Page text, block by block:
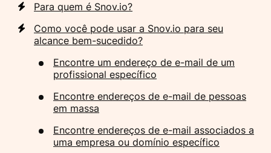
Para quem é Snov.io?
Como você pode usar a Snov.io para seu
alcance bem-sucedido?
Encontre um endereço de e-mail de um
profissional específico
Encontre endereços de e-mail de pessoas
em massa
Encontre endereços de e-mail associados a
uma empresa ou domínio específico